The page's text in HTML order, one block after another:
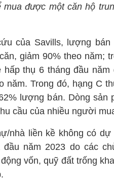
được một căn hộ
của Savills, lượng
giảm 90% theo năm;
hấp thụ 6 tháng đầu năm
năm. Trong đó, hạng C
lượng bán. Dòng sản
cầu của nhiều người
nhà liền kề không có
đầu năm 2023 do các
vốn, quỹ đất trống